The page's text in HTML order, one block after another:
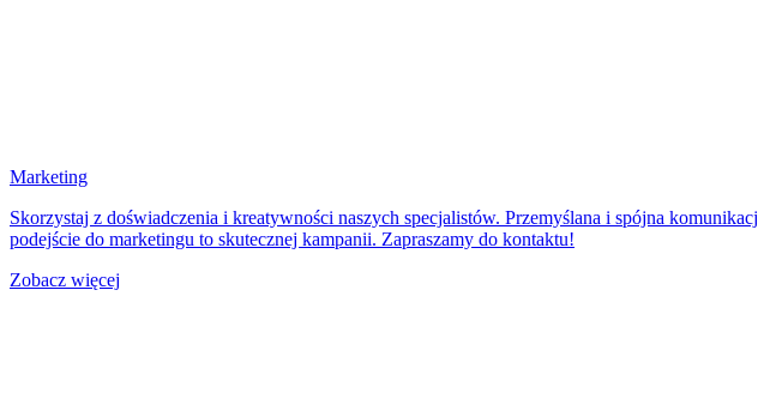
Marketing
Skorzystaj z doświadczenia i kreatywności naszych specjalistów. Przemyślana i spójna
podejście do marketingu to skutecznej kampanii. Zapraszamy do kontaktu!
Zobacz więcej